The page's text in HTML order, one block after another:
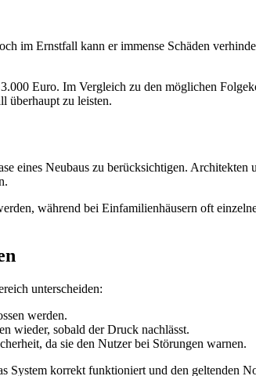
im Ernstfall kann er immense Schäden
Euro. Im Vergleich zu den möglichen
überhaupt zu leisten.
eines Neubaus zu berücksichtigen.
während bei Einfamilienhäusern oft
unterscheiden:
werden.
wieder, sobald der Druck nachlässt.
da sie den Nutzer bei Störungen warnen.
System korrekt funktioniert und den geltenden